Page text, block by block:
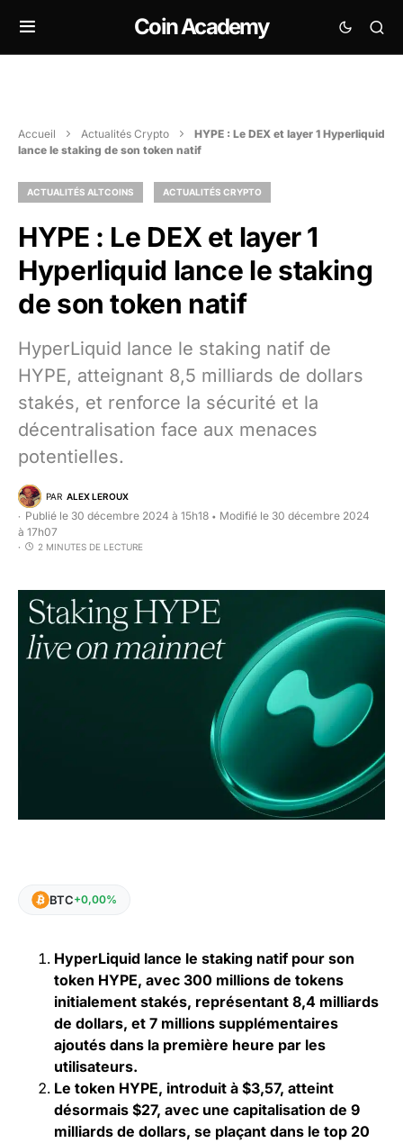
Coin Academy
Accueil Actualités Crypto
HYPE : Le DEX et layer 1 Hyperliquid
lance le staking de son token natif
ACTUALITÉS ALTCOINS ACTUALITÉS CRYPTO
HYPE : Le DEX et layer 1
Hyperliquid lance le staking
de son token natif
HyperLiquid lance le staking natif de
HYPE, atteignant 8,5 milliards de dollars
stakés, et renforce la sécurité et la
décentralisation face aux menaces
potentielles.
PAR ALEX LEROUX
Publié le 30 décembre 2024 à 15h18 • Modifié le 30 décembre 2024
à 17h07
2 MINUTES DE LECTURE
BTC+0,00%
HyperLiquid lance le staking natif pour son
token HYPE, avec 300 millions de tokens
initialement stakés, représentant 8,4 milliards
de dollars, et 7 millions supplémentaires
ajoutés dans la première heure par les
utilisateurs.
Le token HYPE, introduit à $3,57, atteint
désormais $27, avec une capitalisation de 9
milliards de dollars, se plaçant dans le top 20